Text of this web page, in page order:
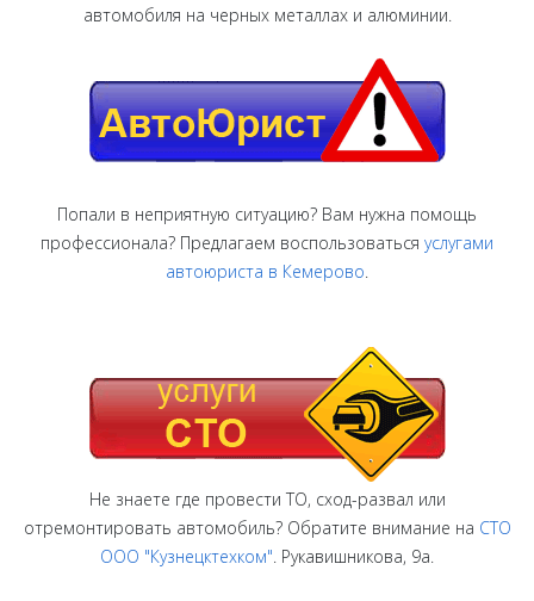
автомобиля на черных металлах и алюминии.
Попали в неприятную ситуацию? Вам нужна помощь
профессионала? Предлагаем воспользоваться услугами
автоюриста в Кемерово.
Не знаете где провести ТО, сход-развал или
отремонтировать автомобиль? Обратите внимание на СТО
ООО "Кузнецктехком". Рукавишникова, 9а.